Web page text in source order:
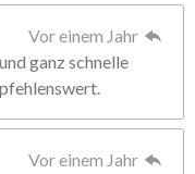
Vor einem Jahr
ganz schnelle
Vor einem Jahr